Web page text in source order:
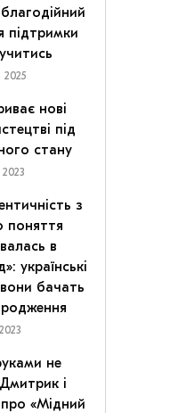
підтримки
нові
під
стану
з
поняття
в
українські
бачать
не
і
«Мідний